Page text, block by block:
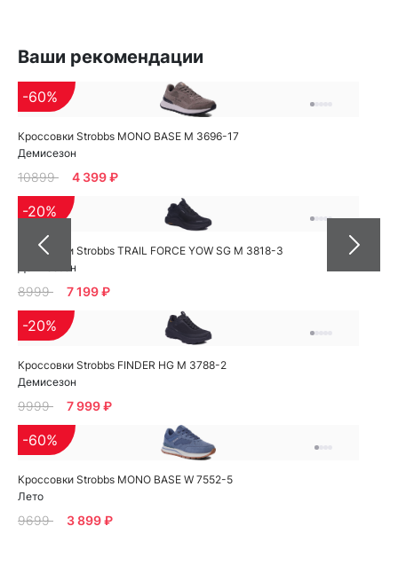
Ваши рекомендации
Кроссовки Strobbs MONO BASE M 3696-17
Демисезон
-60%
10899 4 399 ₽
Кроссовки Strobbs TRAIL FORCE YOW SG M 3818-3
Демисезон
-20%
8999 7 199 ₽
Кроссовки Strobbs FINDER HG M 3788-2
Демисезон
-20%
9999 7 999 ₽
Кроссовки Strobbs MONO BASE W 7552-5
Лето
-60%
9699 3 899 ₽